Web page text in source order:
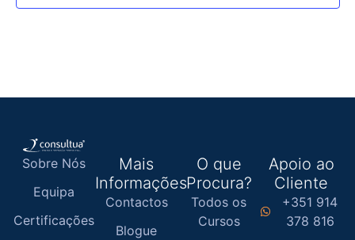
Sobre Nós
Equipa
Certificações
Mais
Informações
Contactos
Blogue
O que
Procura?
Todos os
Cursos
Apoio ao
Cliente
+351 914
378 816